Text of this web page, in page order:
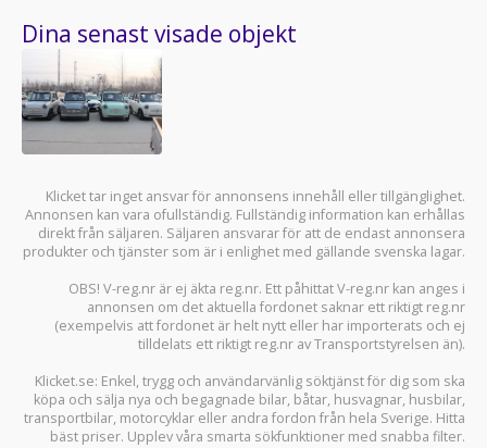
Dina senast visade objekt
Klicket tar inget ansvar för annonsens innehåll eller tillgänglighet.
Annonsen kan vara ofullständig. Fullständig information kan erhållas
direkt från säljaren. Säljaren ansvarar för att de endast annonsera
produkter och tjänster som är i enlighet med gällande svenska lagar.
OBS! V-reg.nr är ej äkta reg.nr. Ett påhittat V-reg.nr kan anges i
annonsen om det aktuella fordonet saknar ett riktigt reg.nr
(exempelvis att fordonet är helt nytt eller har importerats och ej
tilldelats ett riktigt reg.nr av Transportstyrelsen än).
Klicket.se: Enkel, trygg och användarvänlig söktjänst för dig som ska
köpa och sälja nya och begagnade bilar, båtar, husvagnar, husbilar,
transportbilar, motorcyklar eller andra fordon från hela Sverige. Hitta
bäst priser. Upplev våra smarta sökfunktioner med snabba filter.